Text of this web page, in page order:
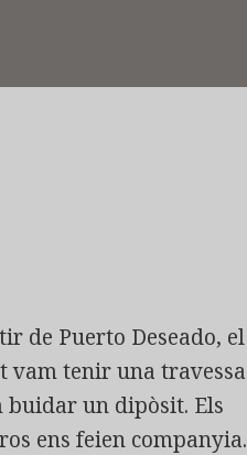
de Puerto Deseado, el
vam tenir una travessa
buidar un dipòsit. Els
ens feien companyia.